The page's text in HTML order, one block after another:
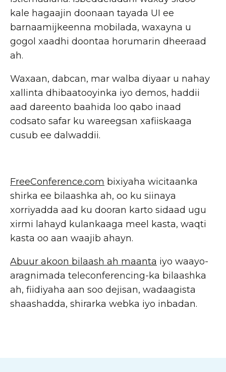
kale hagaajin doonaan tayada UI ee
barnaamijkeenna mobilada, waxayna u
gogol xaadhi doontaa horumarin dheeraad
ah.
Waxaan, dabcan, mar walba diyaar u nahay
xallinta dhibaatooyinka iyo demos, haddii
aad dareento baahida loo qabo inaad
codsato safar ku wareegsan xafiiskaaga
cusub ee dalwaddii.
FreeConference.com bixiyaha wicitaanka
shirka ee bilaashka ah, oo ku siinaya
xorriyadda aad ku dooran karto sidaad ugu
xirmi lahayd kulankaaga meel kasta, waqti
kasta oo aan waajib ahayn.
Abuur akoon bilaash ah maanta iyo waayo-
aragnimada teleconferencing-ka bilaashka
ah, fiidiyaha aan soo dejisan, wadaagista
shaashadda, shirarka webka iyo inbadan.